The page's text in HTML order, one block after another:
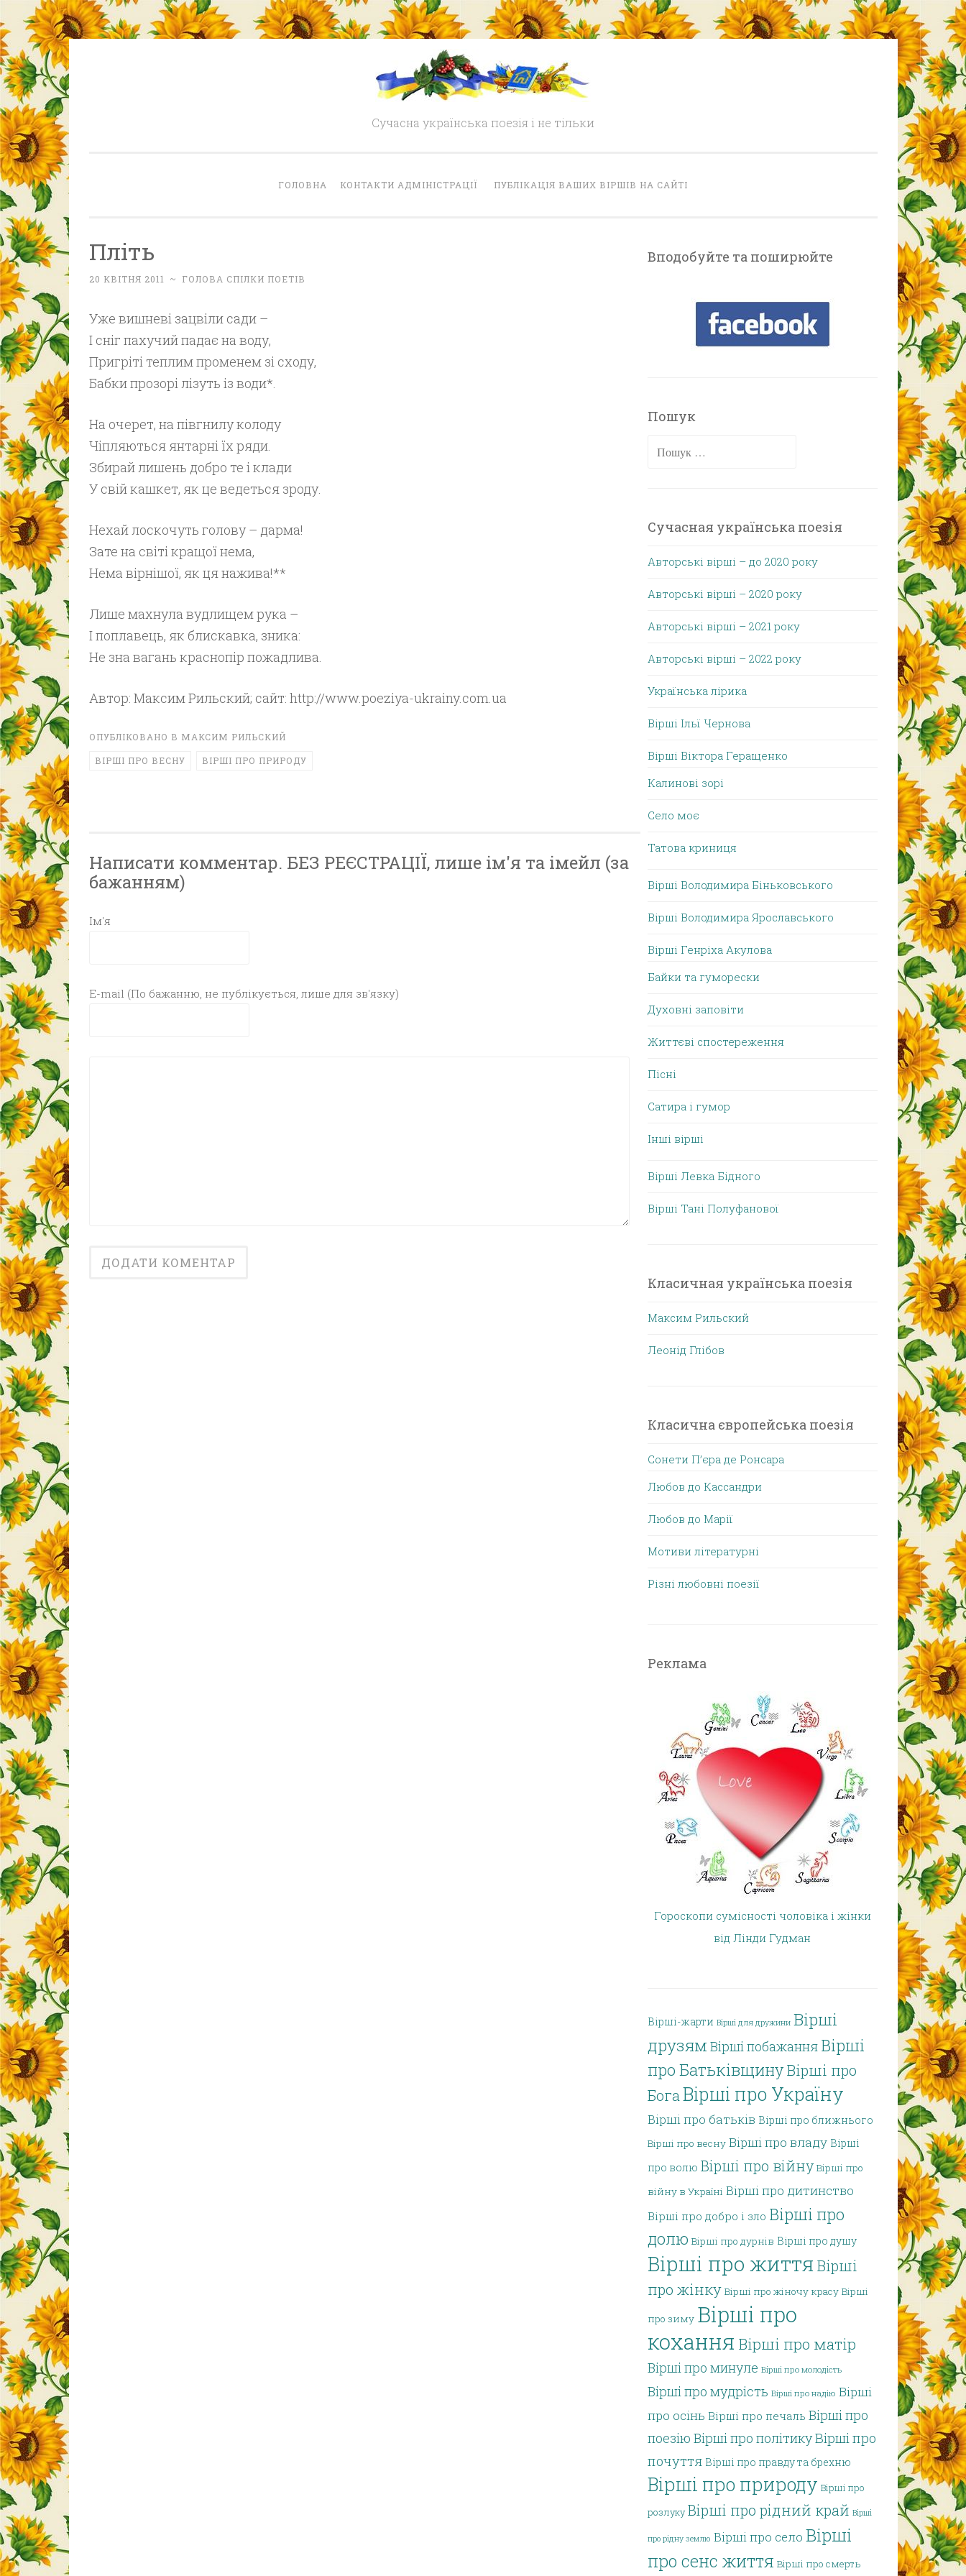
Сучасна українська поезія і не тільки
ГОЛОВНА КОНТАКТИ АДМІНІСТРАЦІЇ ПУБЛІКАЦІЯ ВАШИХ ВІРШІВ НА САЙТІ
Пліть
20 КВІТНЯ 2011 ~ ГОЛОВА СПІЛКИ ПОЕТІВ
Уже вишневі зацвіли сади –
І сніг пахучий падає на воду,
Пригріті теплим променем зі сходу,
Бабки прозорі лізуть із води*.
На очерет, на півгнилу колоду
Чіпляються янтарні їх ряди.
Збирай лишень добро те і клади
У свій кашкет, як це ведеться зроду.
Нехай лоскочуть голову – дарма!
Зате на світі кращої нема,
Нема вірнішої, як ця нажива!**
Лише махнула вудлищем рука –
І поплавець, як блискавка, зника:
Не зна вагань краснопір пожадлива.
Автор: Максим Рильский; сайт: http://www.poeziya-ukrainy.com.ua
ОПУБЛІКОВАНО В МАКСИМ РИЛЬСКИЙ
ВІРШІ ПРО ВЕСНУ ВІРШІ ПРО ПРИРОДУ
Написати комментар. БЕЗ РЕЄСТРАЦІЇ, лише ім'я та імейл (за
бажанням)
Ім'я
E-mail (По бажанню, не публікується, лише для зв'язку)
Вподобуйте та поширюйте
Пошук
Пошук:
Сучасная українська поезія
Авторські вірші – до 2020 року
Авторські вірші – 2020 року
Авторські вірші – 2021 року
Авторські вірші – 2022 року
Українська лірика
Вірші Ільї Чернова
Вірші Віктора Геращенко
Калинові зорі
Село моє
Татова криниця
Вірші Володимира Біньковського
Вірші Володимира Ярославського
Вірші Генріха Акулова
Байки та гуморески
Духовні заповіти
Життєві спостереження
Пісні
Сатира і гумор
Інші вірші
Вірші Левка Бідного
Вірші Тані Полуфанової
Класичная українська поезія
Максим Рильский
Леонід Глібов
Класична європейська поезія
Сонети П’єра де Ронсара
Любов до Кассандри
Любов до Марії
Мотиви літературні
Різні любовні поезії
Реклама
Гороскопи сумісності чоловіка і жінки
від Лінди Гудман
Вірші-жарти Вірші для дружини Вірші
друзям Вірші побажання Вірші
про Батьківщину Вірші про
БогаВірші про Україну
Вірші про батьків Вірші про ближнього
Вірші про весну Вірші про владу Вірші
про волю Вірші про війну Вірші про
війну в Україні Вірші про дитинство
Вірші про добро і зло Вірші про
долю Вірші про дурнів Вірші про душу
Вірші про життя Вірші
про жінку Вірші про жіночу красу Вірші
про зиму Вірші про
кохання Вірші про матір
Вірші про минуле Вірші про молодість
Вірші про мудрість Вірші про надію Вірші
про осінь Вірші про печаль Вірші про
поезію Вірші про політикуВірші про
почуття Вірші про правду та брехню
Вірші про природу Вірші про
розлуку Вірші про рідний край Вірші
про рідну землю Вірші про село Вірші
про сенс життя Вірші про смерть